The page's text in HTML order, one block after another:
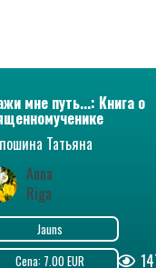
мне путь...: Книга о
(Чичагове)
Татьяна
Anna
Riga
Jauns
Cena: 7.00 EUR